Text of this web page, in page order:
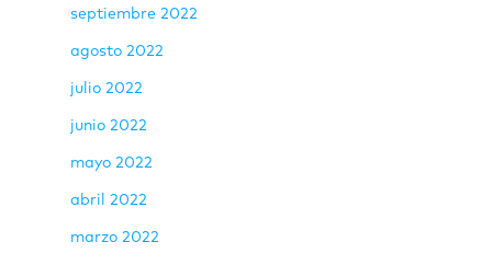
septiembre 2022
agosto 2022
julio 2022
junio 2022
mayo 2022
abril 2022
marzo 2022